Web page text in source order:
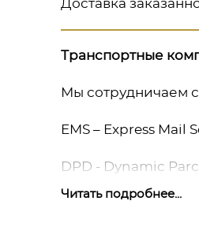
Доставка
Транспортные
Мы сотрудничаем
EMS – Express Mail
DPD - Dynamic
Наши собтвенные
Читать подробнее...